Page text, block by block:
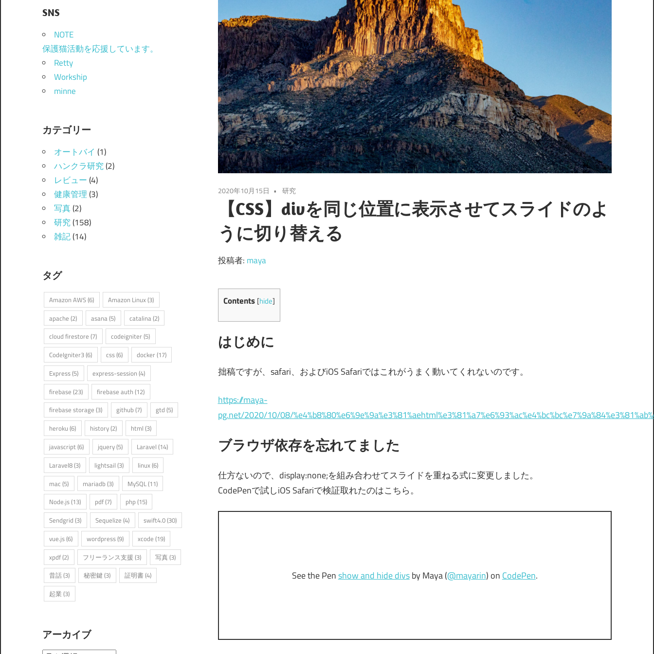
2020年10月15日 研究
【CSS】divを同じ位置に表示させてスライドのよ
うに切り替える
投稿者: maya
Contents [hide]
はじめに
拙稿ですが、safari、およびiOS Safariではこれがうまく動いてくれないのです。
https://maya-
pg.net/2020/10/08/
ブラウザ依存を忘れてました
仕方ないので、display:none;を組み合わせてスライドを重ねる式に変更しました。
CodePenで試しiOS Safariで検証取れたのはこちら。
See the Penshow and hide divsby Maya (@mayarin) on CodePen.
SNS
NOTE
保護猫活動を応援しています。
Retty
Workship
minne
カテゴリー
オートバイ (1)
ハンクラ研究(2)
レビュー(4)
健康管理(3)
写真(2)
研究(158)
雑記(14)
タグ
Amazon AWS(6) Amazon Linux(3)
apache (2) asana (5) catalina (2)
cloud firestore (7) codeigniter (5)
CodeIgniter3(6) css(6) docker (17)
Express(5) express-session (4)
firebase (23) firebase auth (12)
firebase storage (3) github (7) gtd (5)
heroku (6) history(2) html (3)
javascript(6) jquery(5) Laravel (14)
Laravel8(3) lightsail (3) linux(6)
mac (5) mariadb (3) MySQL(11)
Node.js(13) pdf(7) php(15)
Sendgrid (3) Sequelize (4) swift4.0(30)
vue.js(6) wordpress(9) xcode (19)
xpdf(2) フリーランス支援 (3) 写真(3)
昔話(3) 秘密鍵 (3) 証明書(4)
起業 (3)
アーカイブ